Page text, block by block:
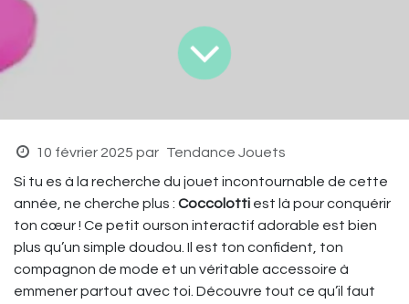
10 février 2025 par Tendance Jouets
Si tu es à la recherche du jouet incontournable de cette
année, ne cherche plus : Coccolotti est là pour conquérir
ton cœur ! Ce petit ourson interactif adorable est bien
plus qu’un simple doudou. Il est ton confident, ton
compagnon de mode et un véritable accessoire à
emmener partout avec toi. Découvre tout ce qu’il faut